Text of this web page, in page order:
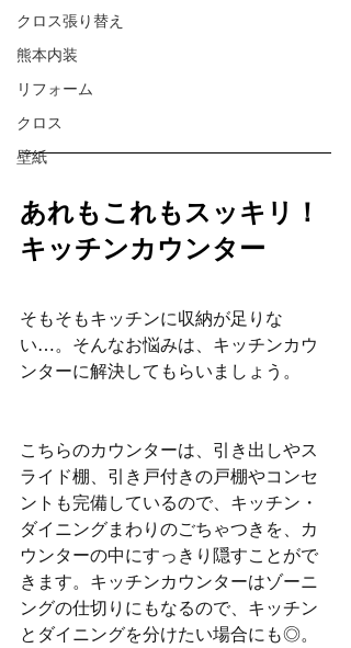
クロス張り替え
熊本内装
リフォーム
クロス
壁紙
あれもこれもスッキリ！
キッチンカウンター
そもそもキッチンに収納が足りな
い…。そんなお悩みは、キッチンカウ
ンターに解決してもらいましょう。
こちらのカウンターは、引き出しやス
ライド棚、引き戸付きの戸棚やコンセ
ントも完備しているので、キッチン・
ダイニングまわりのごちゃつきを、カ
ウンターの中にすっきり隠すことがで
きます。キッチンカウンターはゾーニ
ングの仕切りにもなるので、キッチン
とダイニングを分けたい場合にも◎。